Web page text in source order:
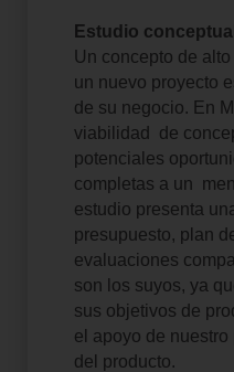
Estudio conceptual
Un concepto de
un nuevo proyecto
de su negocio. En
viabilidad de
potenciales
completas a un
estudio presenta
presupuesto, plan
evaluaciones
son los suyos, ya
sus objetivos de
el apoyo de
del producto.